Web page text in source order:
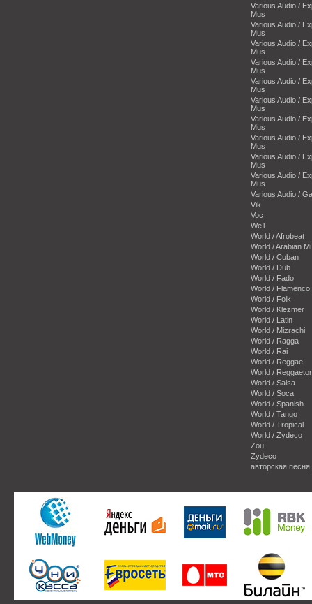
Various Audio /
Mus
Various Audio /
Mus
Various Audio /
Mus
Various Audio /
Mus
Various Audio /
Mus
Various Audio /
Mus
Various Audio /
Mus
Various Audio /
Mus
Various Audio /
Mus
Various Audio /
Mus
Various Audio /
Vik
Voc
We1
World / Afrobeat
World / Arabian
World / Cuban
World / Dub
World / Fado
World / Flamenco
World / Folk
World / Klezmer
World / Latin
World / Mizrachi
World / Ragga
World / Rai
World / Reggae
World /
World / Salsa
World / Soca
World / Spanish
World / Tango
World / Tropical
World / Zydeco
Zou
Zydeco
авторская